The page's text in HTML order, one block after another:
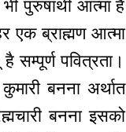
पुरुषार्थी आत्मा है
एक ब्राह्मण आत्मा
पवित्रता।
बनना अर्थात
बनना इसको